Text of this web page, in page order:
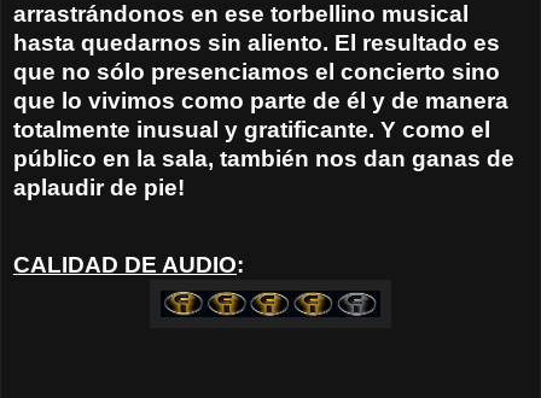
arrastrándonos en ese torbellino musical
hasta quedarnos sin aliento. El resultado es
que no sólo presenciamos el concierto sino
que lo vivimos como parte de él y de manera
totalmente inusual y gratificante. Y como el
público en la sala, también nos dan ganas de
aplaudir de pie!
CALIDAD DE AUDIO: